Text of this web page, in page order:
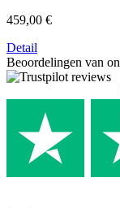
459,00 €
Detail
Beoordelingen van